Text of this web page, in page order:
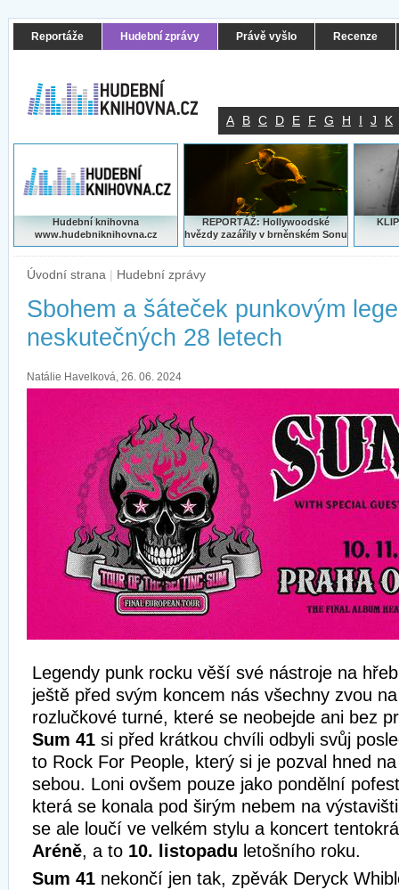
Reportáže Hudební zprávy Právě vyšlo Recenze
A B C D E F G H I J K
Hudební knihovna
www.hudebniknihovna.cz
REPORTÁŽ: Hollywoodské
hvězdy zazářily v brněnském Sonu
Úvodní strana | Hudební zprávy
Sbohem a šáteček punkovým
neskutečných 28 letech
Natálie Havelková, 26. 06. 2024
Legendy punk rocku věší své nástroje na
ještě před svým koncem nás všechny zvou
rozlučkové turné, které se neobejde ani bez
Sum 41 si před krátkou chvíli odbyli svůj
to Rock For People, který si je pozval hned
sebou. Loni ovšem pouze jako pondělní
která se konala pod širým nebem na
se ale loučí ve velkém stylu a koncert
Aréně, a to 10. listopadu letošního roku.
Sum 41 nekončí jen tak, zpěvák Deryck